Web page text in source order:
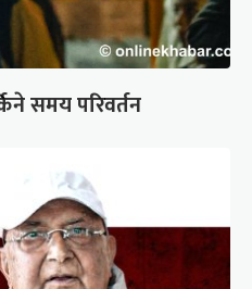
समय परिवर्तन